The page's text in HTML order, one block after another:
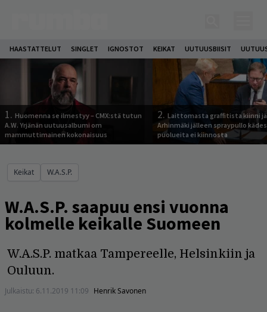
HAASTATTELUT SINGLET IGNOSTOT KEIKAT UUTUUSBIISIT
1. Huomenna se ilmestyy – CMX:stä tutun
A.W. Yrjänän uutuusalbumi om
mammuttimainen kokonaisuus
2. Laittomasta graffitista kiinni
Arhinmäki jälleen spraypullo
puolueita ei kiinnosta
Keikat W.A.S.P.
W.A.S.P. saapuu ensi vuonna
kolmelle keikalle Suomeen
W.A.S.P. matkaa Tampereelle, Helsinkiin ja
Ouluun.
Julkaistu: 6.11.2019 11:09 Henrik Savonen